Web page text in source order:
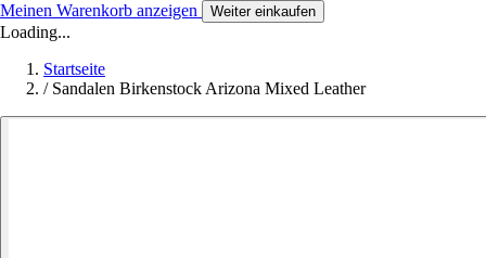
Meinen Warenkorb anzeigen Weiter einkaufen
Loading...
Startseite
/ Sandalen Birkenstock Arizona Mixed Leather